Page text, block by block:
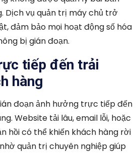
Dịch vụ quản trị máy chủ trở
đảm bảo mọi hoạt động số hóa
bị gián đoạn.
tiếp đến trải
hàng
đoạn ảnh hưởng trực tiếp đến
Website tải lâu, email lỗi, hoặc
hồi có thể khiến khách hàng rời
quản trị chuyên nghiệp giúp